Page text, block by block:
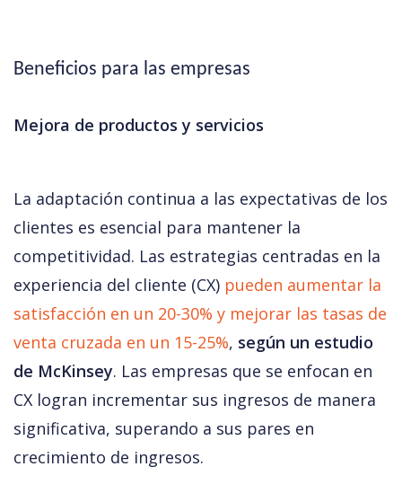
Beneficios para las empresas
Mejora de productos y servicios
La adaptación continua a las expectativas de los
clientes es esencial para mantener la
competitividad. Las estrategias centradas en la
experiencia del cliente (CX) pueden aumentar la
satisfacción en un 20-30% y mejorar las tasas de
venta cruzada en un 15-25%, según un estudio
de McKinsey. Las empresas que se enfocan en
CX logran incrementar sus ingresos de manera
significativa, superando a sus pares en
crecimiento de ingresos​.